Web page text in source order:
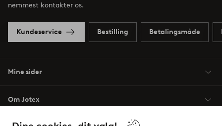
nemmest kontakter os.
Kundeservice Bestilling Betalingsmåde
Mine sider
Om Jotex